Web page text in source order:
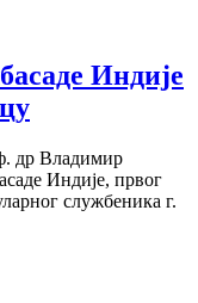
Индије
др Владимир
Индије, првог
службеника г.